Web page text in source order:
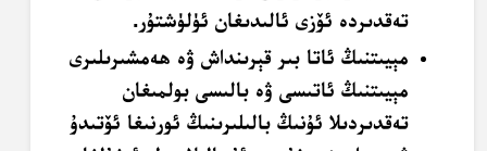
تەقدىردە ئۆزى ئالىدىغان ئۈلۈشتۇر.
مېيىتنىڭ ئاتا بىر قېرىنداش ۋە ھەمشىرىلىرى
مېيىتنىڭ ئاتىسى ۋە بالىسى بولمىغان
تەقدىردىلا ئۇنىڭ بالىلىرىنىڭ ئورنىغا ئۆتىدۇ